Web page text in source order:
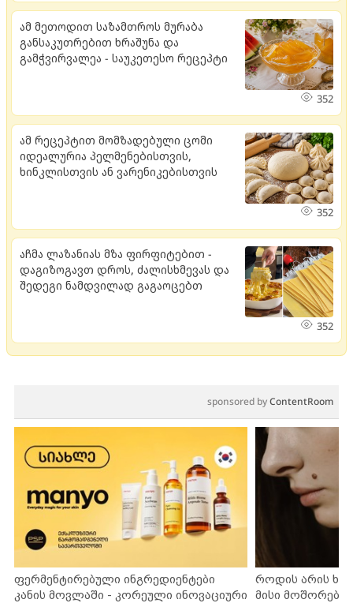
ამ მეთოდით საზამთროს მურაბა
განსაკუთრებით ხრაშუნა და
გამჭვირვალეა - საუკეთესო რეცეპტი
352
ამ რეცეპტით მომზადებული ცომი
იდეალურია პელმენებისთვის,
ხინკლისთვის ან ვარენიკებისთვის
352
აჩმა ლაზანიას მზა ფირფიტებით -
დაგიზოგავთ დროს, ძალისხმევას და
შედეგი ნამდვილად გაგაოცებთ
352
sponsored byContentRoom
ფერმენტირებული ინგრედიენტები
კანის მოვლაში - კორეული ინოვაციური
როდის არის
მისი